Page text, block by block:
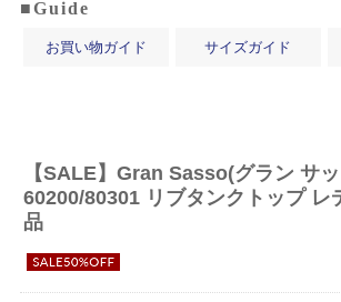
■Guide
お買い物ガイド サイズガイド
【SALE】 Gran Sasso(グラン サ
60200/80301 リブタンクトップ レ
品